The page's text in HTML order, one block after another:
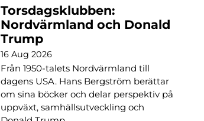
Torsdagsklubben:
Nordvärmland och Donald
Trump
16 Aug 2026
Från 1950-talets Nordvärmland till
dagens USA. Hans Bergström berättar
om sina böcker och delar perspektiv på
uppväxt, samhällsutveckling och